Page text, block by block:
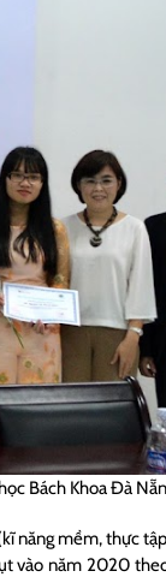
Bách Khoa Đà
năng mềm, thực
vào năm 2020